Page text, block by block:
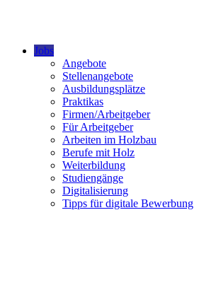
Jobs
Angebote
Stellenangebote
Ausbildungsplätze
Praktikas
Firmen/Arbeitgeber
Für Arbeitgeber
Arbeiten im Holzbau
Berufe mit Holz
Weiterbildung
Studiengänge
Digitalisierung
Tipps für digitale Bewerbung